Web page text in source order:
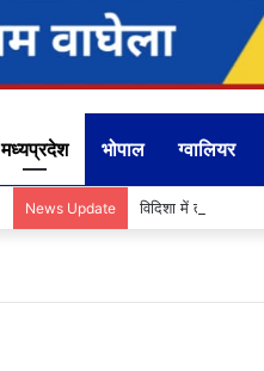
मध्यप्रदेश भोपाल ग्वालियर
News Update विदिशा में